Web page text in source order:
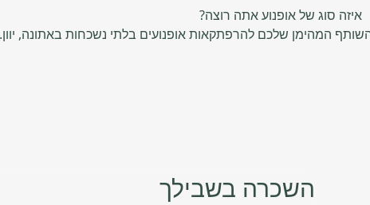
איזה סוג של אופנוע אתה רוצה?
השכרה בשבילך